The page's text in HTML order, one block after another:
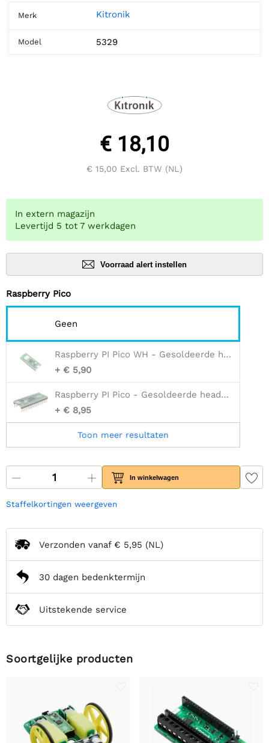
Merk Kitronik
Model 5329
€ 18,10
€ 15,00 Excl. BTW (NL)
In extern magazijn
Levertijd 5 tot 7 werkdagen
Voorraad alert instellen
Raspberry Pico
Geen
Raspberry PI Pico WH - Gesoldeerde headers
+ € 5,90
Raspberry PI Pico - Gesoldeerde headers
+ € 8,95
Toon meer resultaten
In winkelwagen
Staffelkortingen weergeven
Verzonden vanaf € 5,95 (NL)
30 dagen bedenktermijn
Uitstekende service
Soortgelijke producten